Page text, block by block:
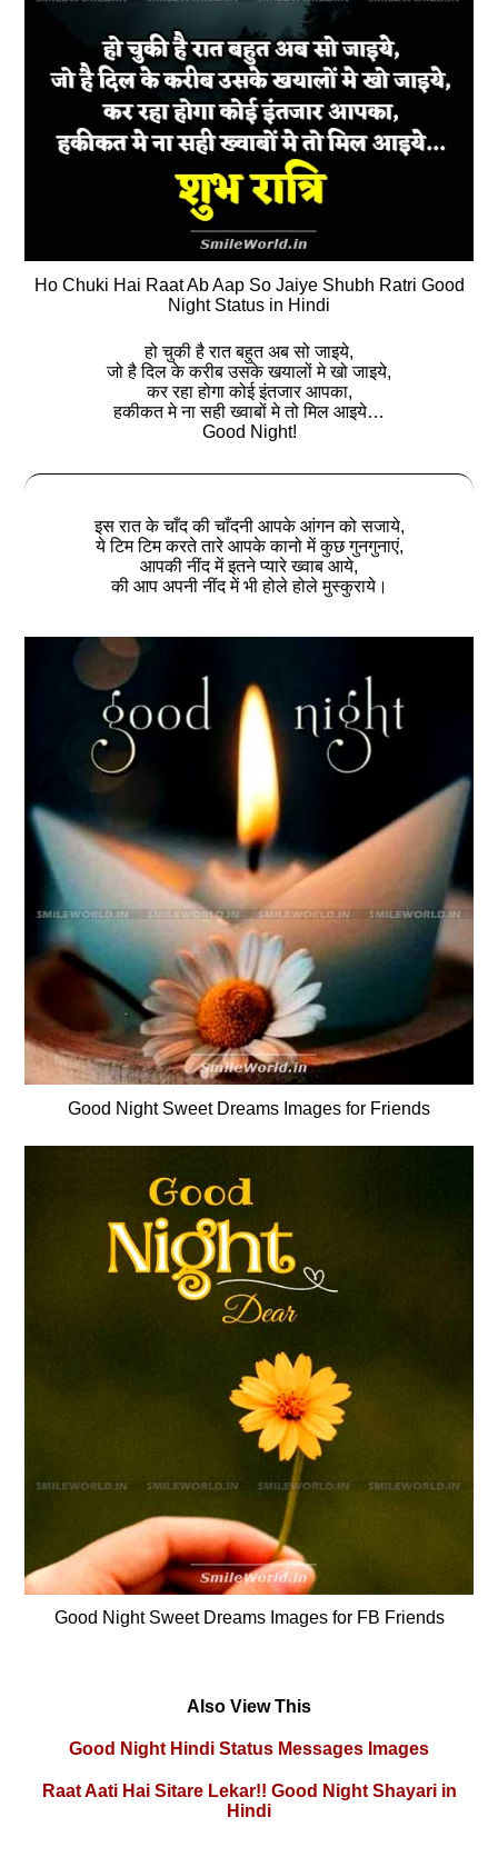
Ho Chuki Hai Raat Ab Aap So Jaiye Shubh Ratri Good
Night Status in Hindi
हो चुकी है रात बहुत अब सो जाइये,
जो है दिल के करीब उसके खयालों मे खो जाइये,
कर रहा होगा कोई इंतजार आपका,
हकीकत मे ना सही ख्वाबों मे तो मिल आइये…
Good Night!
इस रात के चाँद की चाँदनी आपके आंगन को सजाये,
ये टिम टिम करते तारे आपके कानो में कुछ गुनगुनाएं,
आपकी नींद में इतने प्यारे ख्वाब आये,
की आप अपनी नींद में भी होले होले मुस्कुराये।
Good Night Sweet Dreams Images for Friends
Good Night Sweet Dreams Images for FB Friends
Also View This
Good Night Hindi Status Messages Images
Raat Aati Hai Sitare Lekar!! Good Night Shayari in
Hindi